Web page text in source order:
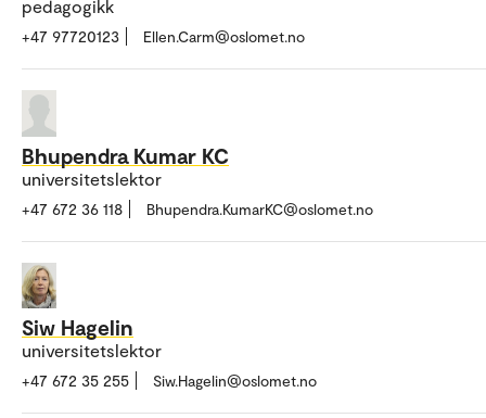
pedagogikk
+47 97720123 Ellen.Carm@oslomet.no
Bhupendra Kumar KC
universitetslektor
+47 672 36 118 Bhupendra.KumarKC@oslomet.no
Siw Hagelin
universitetslektor
+47 672 35 255 Siw.Hagelin@oslomet.no